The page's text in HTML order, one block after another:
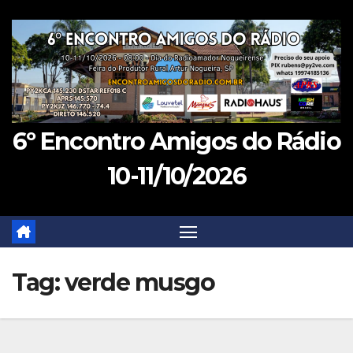
content
6º Encontro Amigos do Rádio
10-11/10/2026
Tag:verde musgo